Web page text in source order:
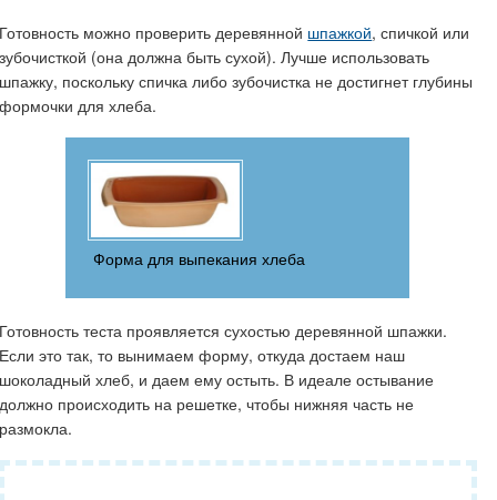
Готовность можно проверить деревянной шпажкой, спичкой или
зубочисткой (она должна быть сухой). Лучше использовать
шпажку, поскольку спичка либо зубочистка не достигнет глубины
формочки для хлеба.
Форма для выпекания хлеба
Готовность теста проявляется сухостью деревянной шпажки.
Если это так, то вынимаем форму, откуда достаем наш
шоколадный хлеб, и даем ему остыть. В идеале остывание
должно происходить на решетке, чтобы нижняя часть не
размокла.